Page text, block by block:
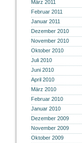
März 2011
Februar 2011
Januar 2011
Dezember 2010
November 2010
Oktober 2010
Juli 2010
Juni 2010
April 2010
März 2010
Februar 2010
Januar 2010
Dezember 2009
November 2009
Oktober 2009